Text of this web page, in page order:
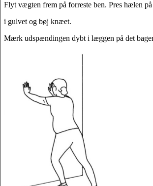
Flyt vægten frem på forreste ben. Pres hælen på
i gulvet og bøj knæet.
Mærk udspændingen dybt i læggen på det